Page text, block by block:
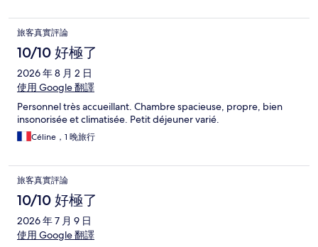
旅客真實評論
10/10 好極了
2026 年 8 月 2 日
使用 Google 翻譯
Personnel très accueillant. Chambre spacieuse, propre, bien
insonorisée et climatisée. Petit déjeuner varié.
Céline，1 晚旅行
旅客真實評論
10/10 好極了
2026 年 7 月 9 日
使用 Google 翻譯